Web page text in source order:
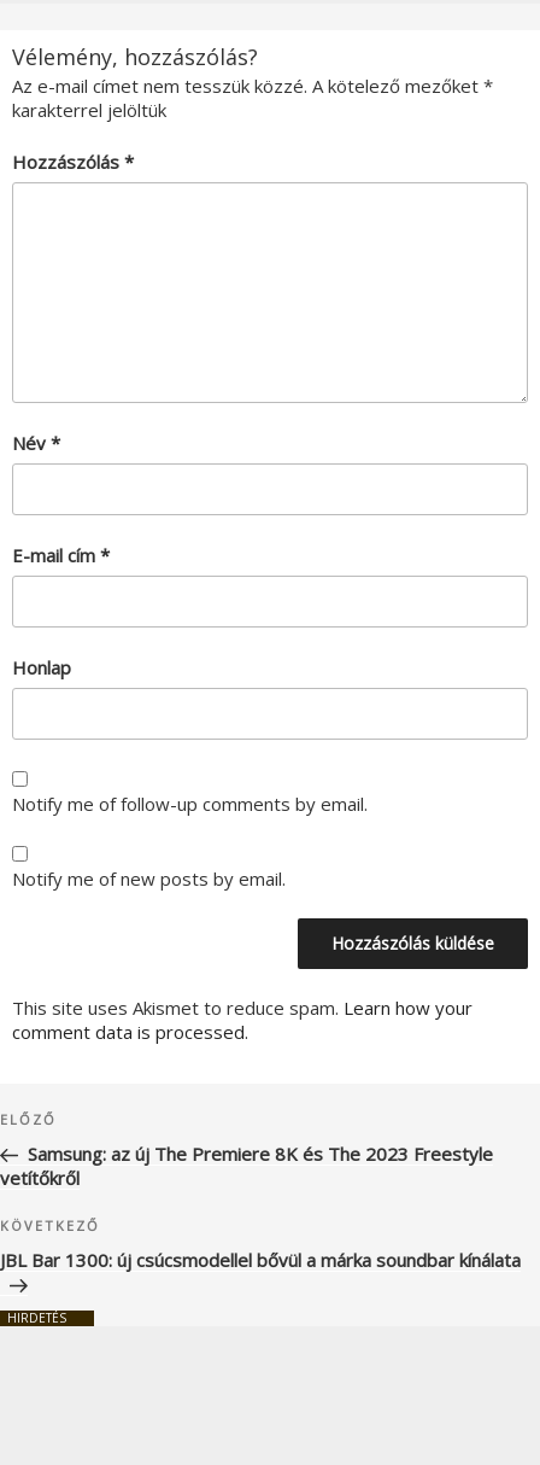
Vélemény, hozzászólás?
Az e-mail címet nem tesszük közzé. A kötelező mezőket *
karakterrel jelöltük
Hozzászólás *
Név *
E-mail cím *
Honlap
Notify me of follow-up comments by email.
Notify me of new posts by email.
This site uses Akismet to reduce spam. Learn how your
comment data is processed.
navigáció
Korábbi
bejegyzés
ELŐZŐ
Samsung: az új The Premiere 8K és The 2023 Freestyle
vetítőkről
Következő
bejegyzés
KÖVETKEZŐ
JBL Bar 1300: új csúcsmodellel bővül a márka soundbar kínálata
HIRDETÉS